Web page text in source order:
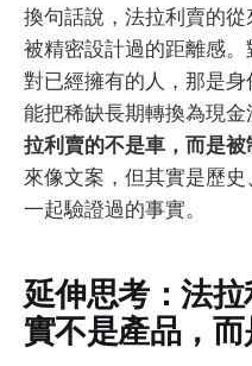
換句話說，法拉利賣的
被精密設計過的距離感。
對已經擁有的人，那是
能把稀缺長期轉換為現金
拉利賣的不是車，而是被
來像文案，但其實是歷
一起驗證過的事實。
延伸思考：法
實不是產品，